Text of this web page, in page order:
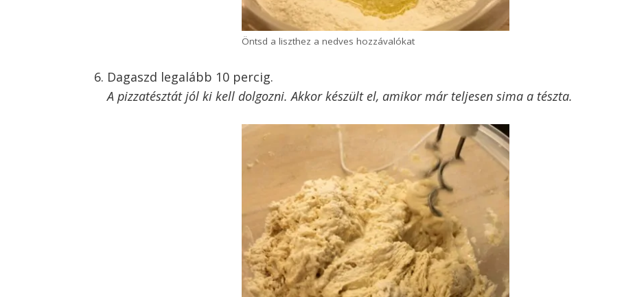
Öntsd a liszthez a nedves hozzávalókat
Dagaszd legalább 10 percig.
A pizzatésztát jól ki kell dolgozni. Akkor készült el, amikor már teljesen sima a tészta.